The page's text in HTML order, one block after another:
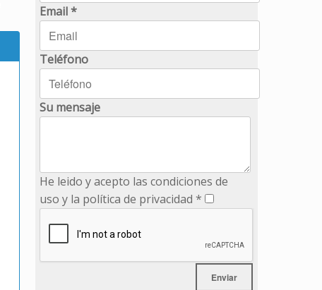
Email *
Teléfono
Su mensaje
He leido y acepto las condiciones de
uso y la política de privacidad *